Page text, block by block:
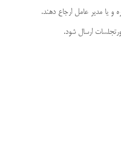
و یا مدیر عامل ارجاع دهند.
ارسال شود.